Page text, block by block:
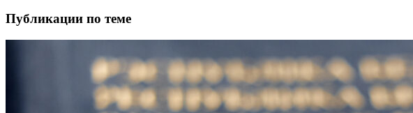
Публикации по теме